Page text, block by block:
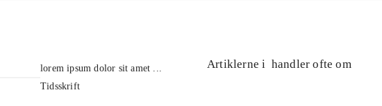
lorem ipsum dolor sit amet ...
Tidsskrift
Artiklerne i handler ofte om